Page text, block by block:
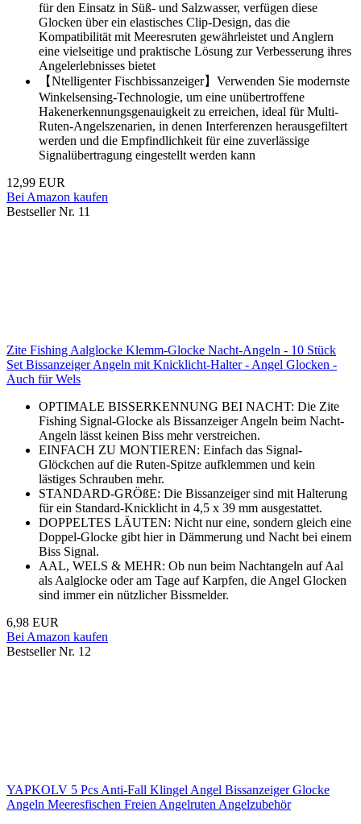
für den Einsatz in Süß- und Salzwasser, verfügen diese
Glocken über ein elastisches Clip-Design, das die
Kompatibilität mit Meeresruten gewährleistet und Anglern
eine vielseitige und praktische Lösung zur Verbesserung ihres
Angelerlebnisses bietet
【Ntelligenter Fischbissanzeiger】Verwenden Sie modernste
Winkelsensing-Technologie, um eine unübertroffene
Hakenerkennungsgenauigkeit zu erreichen, ideal für Multi-
Ruten-Angelszenarien, in denen Interferenzen herausgefiltert
werden und die Empfindlichkeit für eine zuverlässige
Signalübertragung eingestellt werden kann
12,99 EUR
Bei Amazon kaufen
Bestseller Nr. 11
Zite Fishing Aalglocke Klemm-Glocke Nacht-Angeln - 10 Stück
Set Bissanzeiger Angeln mit Knicklicht-Halter - Angel Glocken -
Auch für Wels
OPTIMALE BISSERKENNUNG BEI NACHT: Die Zite
Fishing Signal-Glocke als Bissanzeiger Angeln beim Nacht-
Angeln lässt keinen Biss mehr verstreichen.
EINFACH ZU MONTIEREN: Einfach das Signal-
Glöckchen auf die Ruten-Spitze aufklemmen und kein
lästiges Schrauben mehr.
STANDARD-GRÖßE: Die Bissanzeiger sind mit Halterung
für ein Standard-Knicklicht in 4,5 x 39 mm ausgestattet.
DOPPELTES LÄUTEN: Nicht nur eine, sondern gleich eine
Doppel-Glocke gibt hier in Dämmerung und Nacht bei einem
Biss Signal.
AAL, WELS & MEHR: Ob nun beim Nachtangeln auf Aal
als Aalglocke oder am Tage auf Karpfen, die Angel Glocken
sind immer ein nützlicher Bissmelder.
6,98 EUR
Bei Amazon kaufen
Bestseller Nr. 12
YAPKOLV 5 Pcs Anti-Fall Klingel Angel Bissanzeiger Glocke
Angeln Meeresfischen Freien Angelruten Angelzubehör